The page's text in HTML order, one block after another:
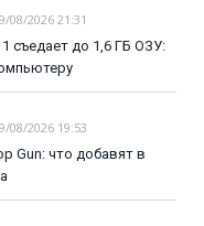
08/2026 21:31
съедает до 1,6 ГБ ОЗУ:
08/2026 19:53
Gun: что добавят в